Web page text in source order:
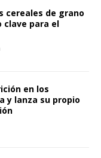
cereales de grano
clave para el
en los
y lanza su propio